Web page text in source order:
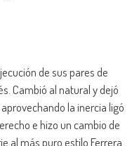
de sus pares de
Cambió al natural y dejó
la inercia ligó
e hizo un cambio de
al más puro estilo Ferrera